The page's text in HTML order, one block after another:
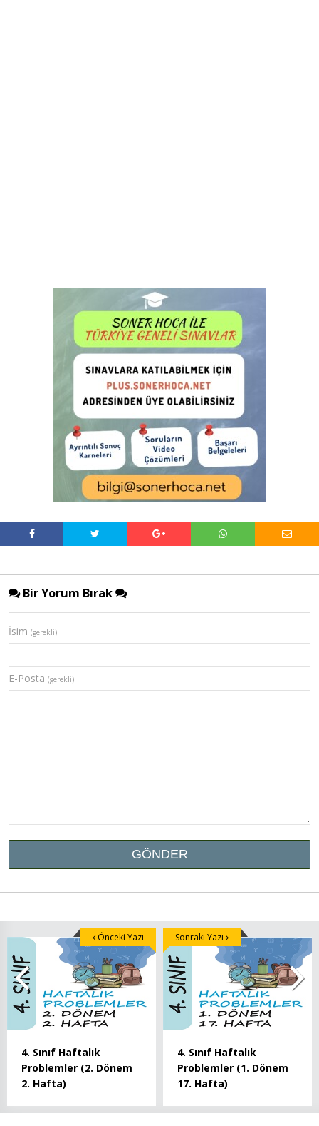
Bir Yorum Bırak
İsim (gerekli)
E-Posta (gerekli)
4. Sınıf Haftalık
Problemler (2. Dönem
2. Hafta)
Önceki Yazı
4. Sınıf Haftalık
Problemler (1. Dönem
17. Hafta)
Sonraki Yazı